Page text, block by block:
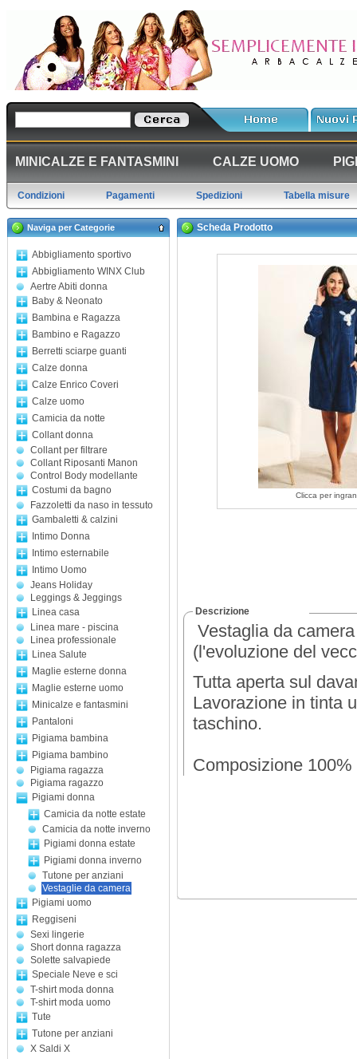
MINICALZE E FANTASMINI CALZE UOMO
Condizioni Pagamenti Spedizioni Tabella misure
Naviga per Categorie
Abbigliamento sportivo
Abbigliamento WINX Club
Aertre Abiti donna
Baby & Neonato
Bambina e Ragazza
Bambino e Ragazzo
Berretti sciarpe guanti
Calze donna
Calze Enrico Coveri
Calze uomo
Camicia da notte
Collant donna
Collant per filtrare
Collant Riposanti Manon
Control Body modellante
Costumi da bagno
Fazzoletti da naso in tessuto
Gambaletti & calzini
Intimo Donna
Intimo esternabile
Intimo Uomo
Jeans Holiday
Leggings & Jeggings
Linea casa
Linea mare - piscina
Linea professionale
Linea Salute
Maglie esterne donna
Maglie esterne uomo
Minicalze e fantasmini
Pantaloni
Pigiama bambina
Pigiama bambino
Pigiama ragazza
Pigiama ragazzo
Pigiami donna
Camicia da notte estate
Camicia da notte inverno
Pigiami donna estate
Pigiami donna inverno
Tutone per anziani
Vestaglie da camera
Pigiami uomo
Reggiseni
Sexi lingerie
Short donna ragazza
Solette salvapiede
Speciale Neve e sci
T-shirt moda donna
T-shirt moda uomo
Tute
Tutone per anziani
X Saldi X
Scheda Prodotto
Clicca per
Descrizione
Vestaglia da
(l'evoluzione del
Tutta aperta sul
Lavorazione in tinta
taschino.
Composizione